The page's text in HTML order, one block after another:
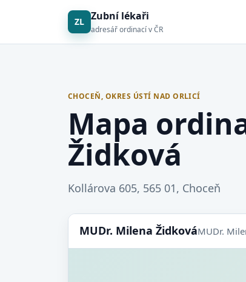
ZL Zubní lékaři
adresář ordinací v ČR
CHOCEŇ, OKRES ÚSTÍ NAD ORLICÍ
Mapa
Židková
Kollárova 605, 565 01, Choceň
MUDr. Milena ŽidkováMUDr.